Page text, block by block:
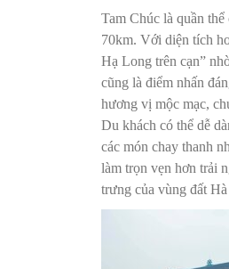
Tam Chúc là quần
70km. Với diện tích
Hạ Long trên cạn”
cũng là điểm nhấn
hương vị mộc mạc,
Du khách có thể dễ
các món chay thanh
làm trọn vẹn hơn trải
trưng của vùng đất